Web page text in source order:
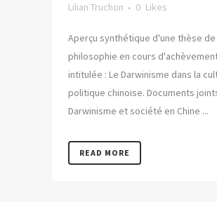
Lilian Truchon
0 Likes
Aperçu synthétique d'une thèse de
philosophie en cours
intitulée : Le Darwinisme dans la
politique chinoise. Documents
Darwinisme et société en Chine ...
READ MORE